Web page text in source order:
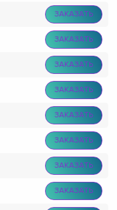
ЗАКАЗАТЬ
ЗАКАЗАТЬ
ЗАКАЗАТЬ
ЗАКАЗАТЬ
ЗАКАЗАТЬ
ЗАКАЗАТЬ
ЗАКАЗАТЬ
ЗАКАЗАТЬ